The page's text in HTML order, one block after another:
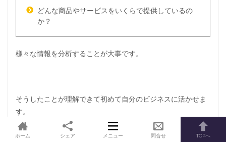
どんな商品やサービスをいくらで提供しているの
か？
様々な情報を分析することが大事です。
そうしたことが理解できて初めて自分のビジネスに活かせま
す。
ホーム シェア メニュー 問合せ TOPへ